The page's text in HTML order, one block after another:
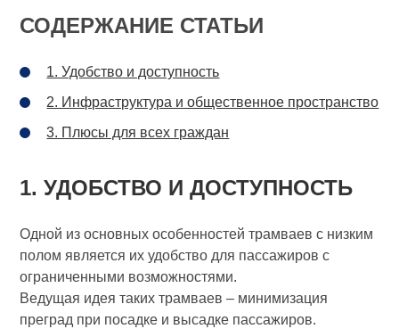
СОДЕРЖАНИЕ СТАТЬИ
1. Удобство и доступность
2. Инфраструктура и общественное пространство
3. Плюсы для всех граждан
1. УДОБСТВО И ДОСТУПНОСТЬ
Одной из основных особенностей трамваев с низким
полом является их удобство для пассажиров с
ограниченными возможностями.
Ведущая идея таких трамваев – минимизация
преград при посадке и высадке пассажиров.